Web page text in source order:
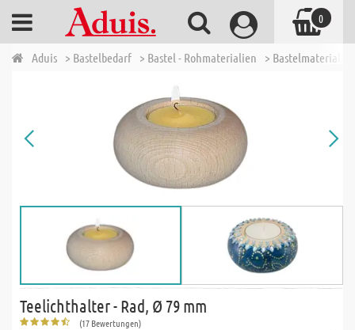
Aduis > Bastelbedarf > Bastel - Rohmaterialien >
Teelichthalter - Rad, Ø 79 mm
(17 Bewertungen)
0